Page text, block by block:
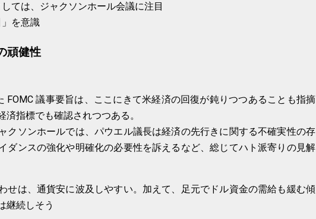
ては、ジャクソンホール会議に注目
」を意識
頑健性
FOMC 議事要旨は、ここにきて米経済の回復が鈍りつつあることも指摘
指標でも確認されつつある。
クソンホールでは、パウエル議長は経済の先行きに関する不確実性の存
ダンスの強化や明確化の必要性を訴えるなど、総じてハト派寄りの見解
せは、通貨安に波及しやすい。加えて、足元でドル資金の需給も緩む傾
継続しそう